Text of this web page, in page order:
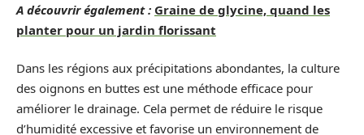
A découvrir également : Graine de glycine, quand les
planter pour un jardin florissant
Dans les régions aux précipitations abondantes, la culture
des oignons en buttes est une méthode efficace pour
améliorer le drainage. Cela permet de réduire le risque
d’humidité excessive et favorise un environnement de